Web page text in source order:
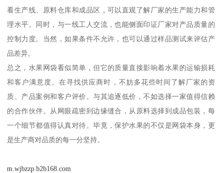
看生产线、原料仓库和成品区，可以直观了解厂家的生产能力和管
理水平。同时，与一线工人交流，也能侧面印证厂家对产品质量的
控制力度。当然，如果条件不允许，也可以通过样品测试来评估产
品差异。
总之，水果网袋看似简单，但它的质量直接影响着水果的运输损耗
和客户满意度。在寻找供应商时，不妨多花些时间了解厂家的资
质、产品案例和客户评价。与其追逐低价，不如选择一家值得信赖
的合作伙伴。从网眼疏密到边缘缝合，从原料选择到成品包装，每
一个细节都值得认真对待。毕竟，保护水果的不仅是网袋本身，更
是生产商对品质的每一分坚持。
m.wjbzzp.b2b168.com